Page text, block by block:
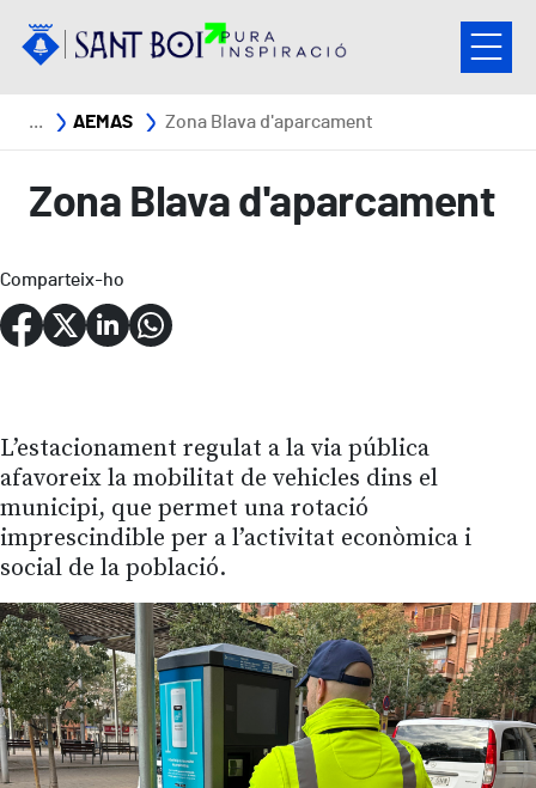
Fil d'ariadna
AEMAS Zona Blava d'aparcament
Zona Blava d'aparcament
Comparteix-ho
L’estacionament regulat a la via pública
afavoreix la mobilitat de vehicles dins el
municipi, que permet una rotació
imprescindible per a l’activitat econòmica i
social de la població.